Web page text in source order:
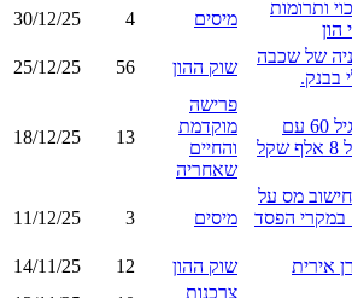
ותרומות
הון
מיסים 4
30/12/25
של שכבה
בבנק.
שוק ההון 56
25/12/25
חישוב פרישה בגיל 60 עם
פרישה
מוקדמת
והחיים
שאחריה
13
18/12/25
מס על
במקרי הפסד
מיסים 3
11/12/25
אירית שוק ההון 12
14/11/25
צרכנות